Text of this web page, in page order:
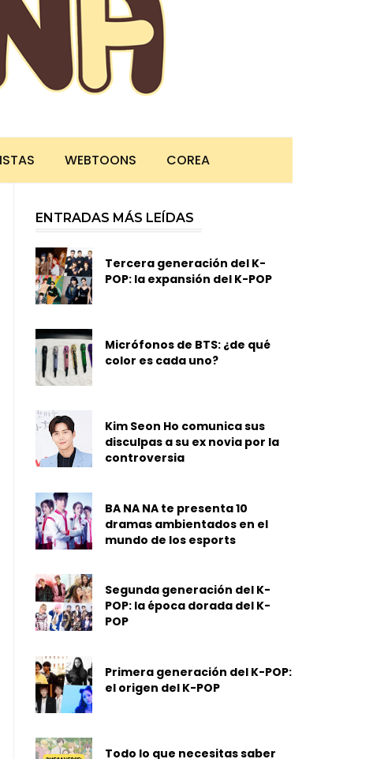
WEBTOONS COREA
ENTRADAS MÁS LEÍDAS
Tercera generación del K-
POP: la expansión del K-POP
Micrófonos de BTS: ¿de qué
color es cada uno?
Kim Seon Ho comunica sus
disculpas a su ex novia por la
controversia
BA NA NA te presenta 10
dramas ambientados en el
mundo de los esports
Segunda generación del K-
POP: la época dorada del K-
POP
Primera generación del K-POP:
el origen del K-POP
Todo lo que necesitas saber